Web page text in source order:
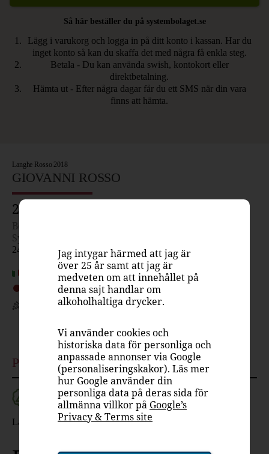
Langhe Rosso 2018
GIOVANNI ROSSO
249 kr
Box
Systembolaget
2432
Italien, Piemonte
Rött vin, stramt & nyanserat
Nebbiolo 100%
Passar till
Lamm Vilt
Så här beställer du på systembolaget.se
Lägg i varukorg och logga in på ditt konto i kassan. Har du
inget konto så kan du skaffa det med några få enkla steg.
Betala - Du kan använda swish, kontokort eller
direktbetalning.
Hämta ut - Efter några dagar får du ett SMS när din vara
finns att hämta.
Jag intygar härmed att jag är
över 25 år samt att jag är
medveten om att innehållet på
denna sajt handlar om
alkoholhaltiga drycker.
Vi använder cookies och
historiska data för personliga och
anpassade annonser via Google
(personaliseringskakor). Läs mer
hur Google använder din
personliga data på deras sida för
allmänna villkor på Google’s
Privacy & Terms site